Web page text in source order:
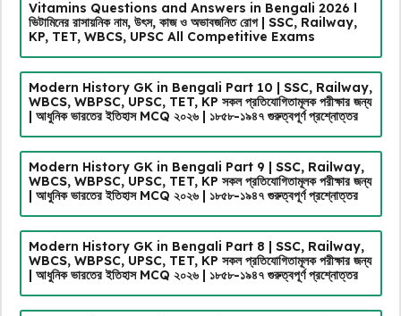
Vitamins Questions and Answers in Bengali 2026 l
ভিটামিনের রাসায়নিক নাম, উৎস, কাজ ও অভাবজনিত রোগ | SSC, Railway,
KP, TET, WBCS, UPSC All Competitive Exams
Modern History GK in Bengali Part 10 | SSC, Railway,
WBCS, WBPSC, UPSC, TET, KP সকল প্রতিযোগিতামূলক পরীক্ষার জন্য
| আধুনিক ভারতের ইতিহাস MCQ ২০২৬ | ১৮৫৮-১৯৪৭ গুরুত্বপূর্ণ প্রশ্নোত্তর
Modern History GK in Bengali Part 9 | SSC, Railway,
WBCS, WBPSC, UPSC, TET, KP সকল প্রতিযোগিতামূলক পরীক্ষার জন্য
| আধুনিক ভারতের ইতিহাস MCQ ২০২৬ | ১৮৫৮-১৯৪৭ গুরুত্বপূর্ণ প্রশ্নোত্তর
Modern History GK in Bengali Part 8 | SSC, Railway,
WBCS, WBPSC, UPSC, TET, KP সকল প্রতিযোগিতামূলক পরীক্ষার জন্য
| আধুনিক ভারতের ইতিহাস MCQ ২০২৬ | ১৮৫৮-১৯৪৭ গুরুত্বপূর্ণ প্রশ্নোত্তর